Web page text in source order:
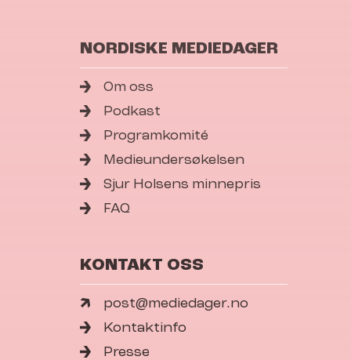
NORDISKE MEDIEDAGER
Om oss
Podkast
Programkomité
Medieundersøkelsen
Sjur Holsens minnepris
FAQ
KONTAKT OSS
post@mediedager.no
Kontaktinfo
Presse